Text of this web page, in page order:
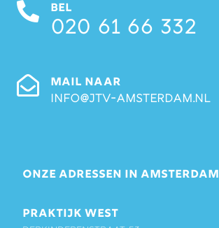
BEL
020 61 66 332
MAIL NAAR
info@jtv-amsterdam.nl
ONZE ADRESSEN IN AMSTERDAM
PRAKTIJK WEST